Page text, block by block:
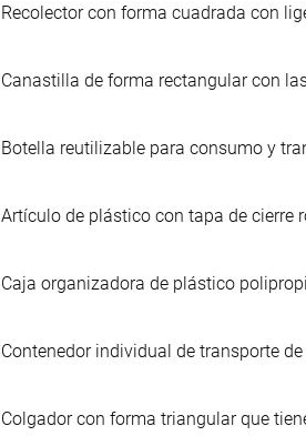
Recolector con forma cuadrada con
Canastilla de forma rectangular con
Botella reutilizable para consumo y
Artículo de plástico con tapa de cierre
Caja organizadora de plástico
Contenedor individual de transporte
Colgador con forma triangular que